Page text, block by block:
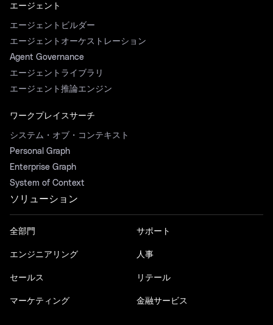
エージェント
エージェントビルダー
エージェントオーケストレーション
Agent Governance
エージェントライブラリ
エージェント推論エンジン
ワークプレイスサーチ
システム・オブ・コンテキスト
Personal Graph
Enterprise Graph
System of Context
ソリューション
全部門
エンジニアリング
セールス
マーケティング
サポート
人事
リテール
金融サービス